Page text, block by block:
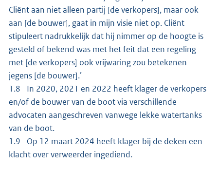
Cliënt aan niet alleen partij [de verkopers], maar ook
aan [de bouwer], gaat in mijn visie niet op. Cliënt
stipuleert nadrukkelijk dat hij nimmer op de hoogte is
gesteld of bekend was met het feit dat een regeling
met [de verkopers] ook vrijwaring zou betekenen
jegens [de bouwer].’
1.8 In 2020, 2021 en 2022 heeft klager de verkopers
en/of de bouwer van de boot via verschillende
advocaten aangeschreven vanwege lekke watertanks
van de boot.
1.9 Op 12 maart 2024 heeft klager bij de deken een
klacht over verweerder ingediend.